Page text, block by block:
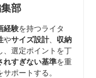
部
経験を持つライタ
やサイズ設計、 収納
、選定ポイントを丁
れすぎない基準を重
ポートする。